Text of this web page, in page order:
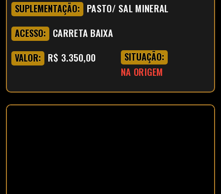
SUPLEMENTAÇÃO: PASTO/ SAL MINERAL
ACESSO: CARRETA BAIXA
VALOR: R$ 3.350,00 SITUAÇÃO:
NA ORIGEM